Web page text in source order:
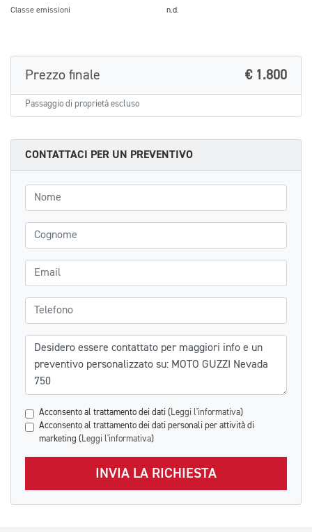
Classe emissioni n.d.
Prezzo finale € 1.800
Passaggio di proprietà escluso
CONTATTACI PER UN PREVENTIVO
Nome
Cognome
Email
Telefono
Messaggio
Acconsento al trattamento dei dati ( Leggi l'informativa)
Acconsento al trattamento dei dati personali per attività di
marketing ( Leggi l'informativa)
INVIA LA RICHIESTA